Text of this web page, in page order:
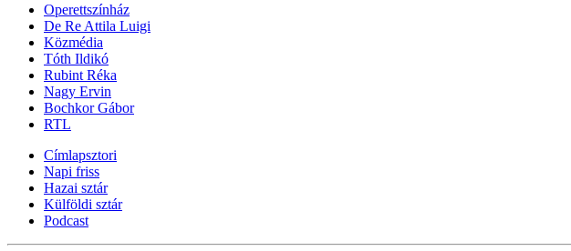
Operettszínház
De Re Attila Luigi
Közmédia
Tóth Ildikó
Rubint Réka
Nagy Ervin
Bochkor Gábor
RTL
Címlapsztori
Napi friss
Hazai sztár
Külföldi sztár
Podcast